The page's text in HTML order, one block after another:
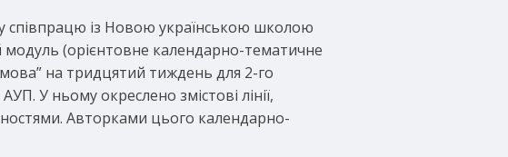
співпрацю із Новою українською школою
(орієнтовне календарно-тематичне
мова” на тридцятий тиждень для 2-го
У ньому окреслено змістові лінії,
Авторками цього календарно-